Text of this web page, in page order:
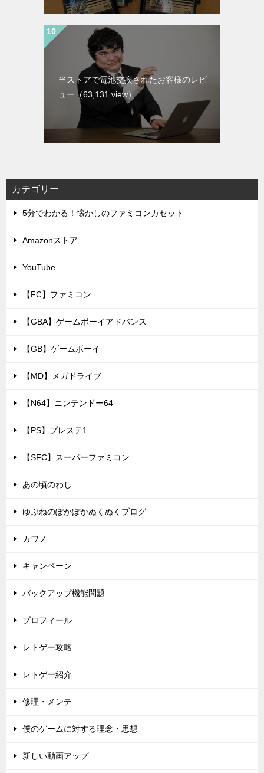
当ストアで電池交換されたお客様のレビ
ュー （63,131 view）
カテゴリー
5分でわかる！懐かしのファミコンカセット
Amazonストア
YouTube
【FC】ファミコン
【GBA】ゲームボーイアドバンス
【GB】ゲームボーイ
【MD】メガドライブ
【N64】ニンテンドー64
【PS】プレステ1
【SFC】スーパーファミコン
あの頃のわし
ゆぶねのぽかぽかぬくぬくブログ
カワノ
キャンペーン
バックアップ機能問題
プロフィール
レトゲー攻略
レトゲー紹介
修理・メンテ
僕のゲームに対する理念・思想
新しい動画アップ